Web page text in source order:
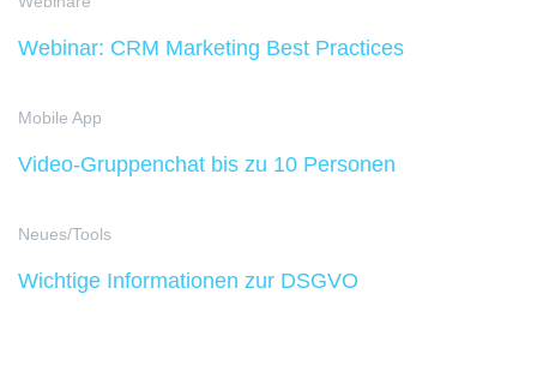
Webinar: CRM Marketing Best Practices
Mobile App
Video-Gruppenchat bis zu 10 Personen
Neues/Tools
Wichtige Informationen zur DSGVO